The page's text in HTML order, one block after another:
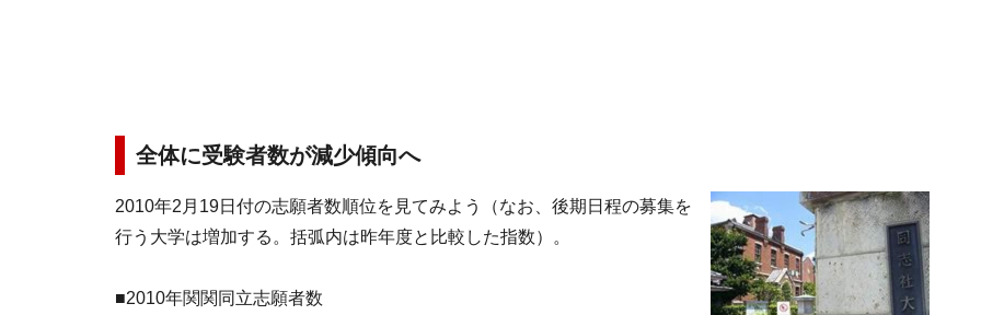
全体に受験者数が減少傾向へ
2010年2月19日付の志願者数順位を見てみよう（なお、後期日程の募集を
行う大学は増加する。括弧内は昨年度と比較した指数）。
■2010年関関同立志願者数